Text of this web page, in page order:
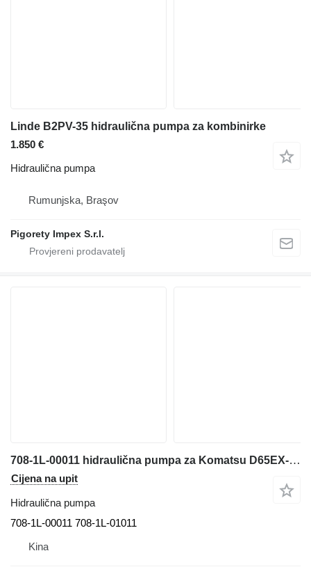
Linde B2PV-35 hidraulična pumpa za kombinirke
1.850 €
Hidraulična pumpa
Rumunjska, Braşov
Pigorety Impex S.r.l.
708-1L-00011 hidraulična pumpa za Komatsu D65EX-12 D65PX-12 D65EX-12H D65EX-12U bulldozer građevinskog stroja
Cijena na upit
Hidraulična pumpa
708-1L-00011 708-1L-01011
Kina